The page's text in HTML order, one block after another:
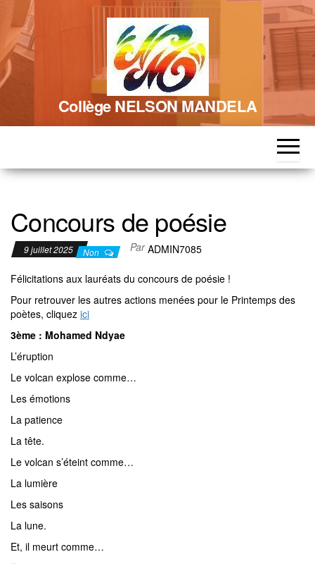
Skip
to
content
Collège NELSON MANDELA
Concours de poésie
9 juillet 2025 Non ParADMIN7085
Félicitations aux lauréats du concours de poésie !
Pour retrouver les autres actions menées pour le Printemps des
poètes, cliquez ici
3ème : Mohamed Ndyae
L’éruption
Le volcan explose comme…
Les émotions
La patience
La tête.
Le volcan s’éteint comme…
La lumière
Les saisons
La lune.
Et, il meurt comme…